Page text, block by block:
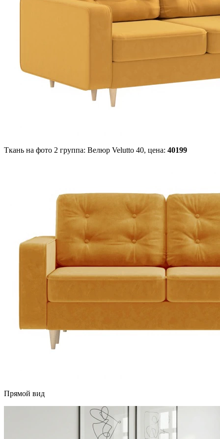
Ткань на фото 2 группа: Велюр Velutto 40, цена: 40199
Прямой вид